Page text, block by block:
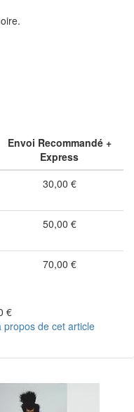
Envoi Recommandé +
Express
30,00 €
50,00 €
70,00 €
€
propos de cet article